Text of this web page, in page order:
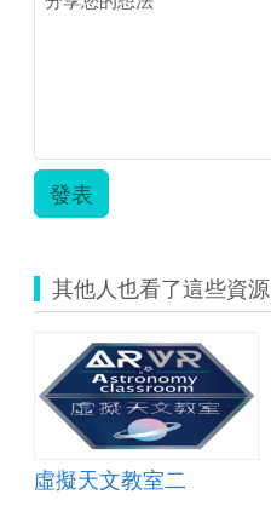
間
後
臺
灣
民
眾
生
活
產
發表
其他人也看了這些資源
虛擬天文教室二